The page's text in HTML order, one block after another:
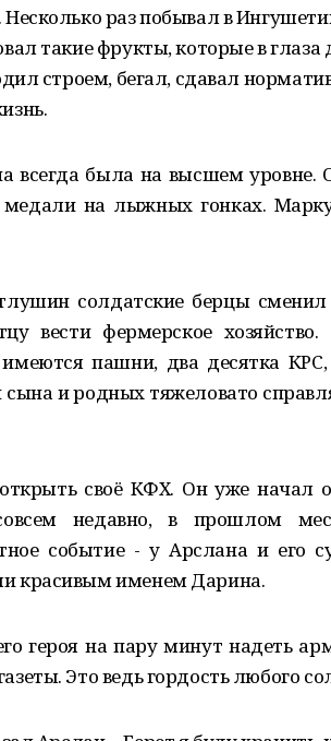
раз побывал в
такие фрукты, которые в глаза
строем, бегал, сдавал
всегда была на высшем
медали на лыжных гонках.
солдатские берцы сменил
вести фермерское
пашни, два десятка КРС,
и родных тяжеловато
своё КФХ. Он уже начал
недавно, в прошлом
событие - у Арслана и его
красивым именем Дарина.
героя на пару минут надеть
Это ведь гордость любого